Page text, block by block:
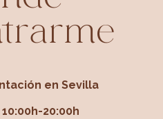
en Sevilla
20:00h